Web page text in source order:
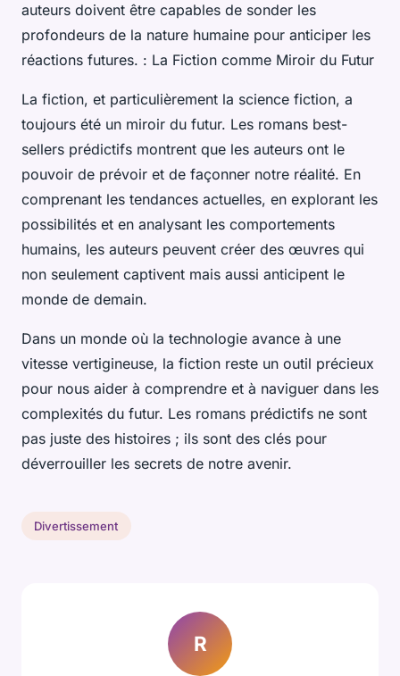
auteurs doivent être capables de sonder les
profondeurs de la nature humaine pour anticiper les
réactions futures. : La Fiction comme Miroir du Futur
La fiction, et particulièrement la science fiction, a
toujours été un miroir du futur. Les romans best-
sellers prédictifs montrent que les auteurs ont le
pouvoir de prévoir et de façonner notre réalité. En
comprenant les tendances actuelles, en explorant les
possibilités et en analysant les comportements
humains, les auteurs peuvent créer des œuvres qui
non seulement captivent mais aussi anticipent le
monde de demain.
Dans un monde où la technologie avance à une
vitesse vertigineuse, la fiction reste un outil précieux
pour nous aider à comprendre et à naviguer dans les
complexités du futur. Les romans prédictifs ne sont
pas juste des histoires ; ils sont des clés pour
déverrouiller les secrets de notre avenir.
Divertissement
R